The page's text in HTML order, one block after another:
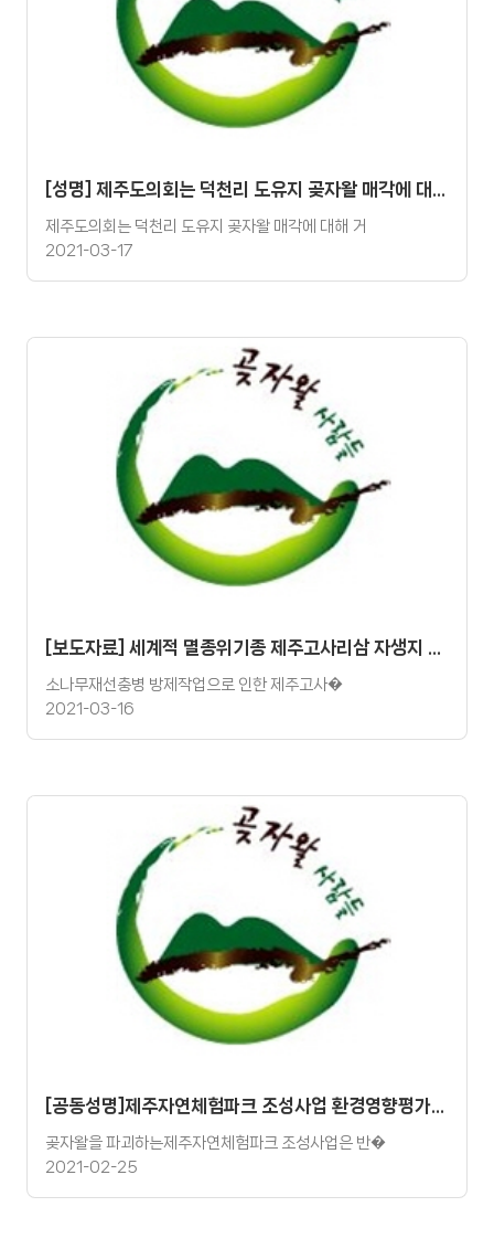
[성명] 제주도의회는 덕천리 도유지 곶자왈 매각에 대해 거부하라
제주도의회는 덕천리 도유지 곶자왈 매각에 대해 거
2021-03-17
[보도자료] 세계적 멸종위기종 제주고사리삼 자생지 파괴 심각
소나무재선충병 방제작업으로 인한​ 제주고사�
2021-03-16
[공동성명]제주자연체험파크 조성사업 환경영향평가심의 반려 요구 성명
곶자왈을 파괴하는제주자연체험파크 조성사업은 반�
2021-02-25